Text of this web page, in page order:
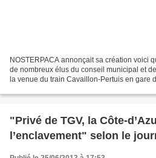
NOSTERPACA annonçait sa création voici
de nombreux élus du conseil municipal et
la venue du train Cavaillon-Pertuis en gare
"Privé de TGV, la Côte-
l’enclavement" selon le